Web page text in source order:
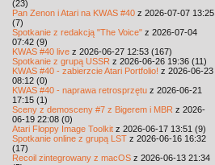
(23)
Pan Zenon i Atari na KWAS #40 z 2026-07-07 13:25
(7)
Spotkanie z redakcją "The Voice" z 2026-07-04
07:42 (9)
KWAS #40 live z 2026-06-27 12:53 (167)
Spotkanie z grupą USSR z 2026-06-26 19:36 (11)
KWAS #40 - zabierzcie Atari Portfolio! z 2026-06-23
08:12 (0)
KWAS #40 - naprawa retrosprzętu z 2026-06-21
17:15 (1)
Sceny z demosceny #7 z Bigerem i MBR z 2026-
06-19 22:08 (0)
Atari Floppy Image Toolkit z 2026-06-17 13:51 (9)
Spotkanie online z grupą LST z 2026-06-16 16:32
(17)
Recoil zintegrowany z macOS z 2026-06-13 21:34